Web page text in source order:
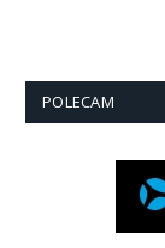
POLECAM